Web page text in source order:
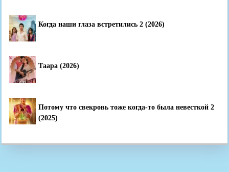
Когда наши глаза встретились 2 (2026)
Таара (2026)
Потому что свекровь тоже когда-то была невесткой 2
(2025)